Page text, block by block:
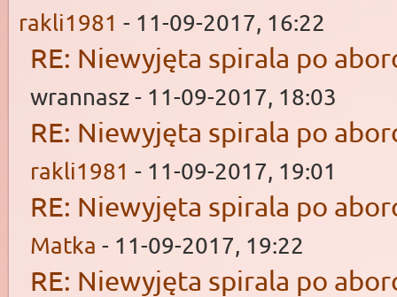
rakli1981 - 11-09-2017, 16:22
RE: Niewyjęta spirala po
wrannasz - 11-09-2017, 18:03
RE: Niewyjęta spirala po
rakli1981 - 11-09-2017, 19:01
RE: Niewyjęta spirala po
Matka - 11-09-2017, 19:22
RE: Niewyjęta spirala po